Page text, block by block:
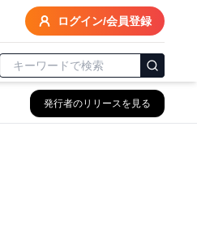
ログイン/会員登録
発行者のリリースを見る